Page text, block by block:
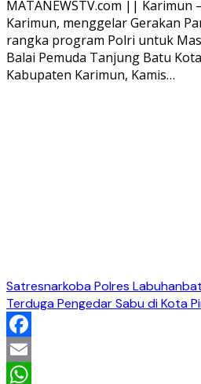
MATANEWSTV.com || Karimun
Karimun, menggelar Gerakan
rangka program Polri untuk
Balai Pemuda Tanjung Batu
Kabupaten Karimun, Kamis…
Satresnarkoba Polres
Terduga Pengedar Sabu di Kota
Facebook
Email